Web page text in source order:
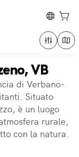
VB
di Verbano-
Situato
è un luogo
rurale,
con la natura.